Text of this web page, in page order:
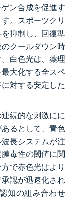
ン合成を促進す
。スポーツクリ
抑制し、回復準
クールダウン時
白色光は、薬理
大化する全スペ
対する安定した
続的な刺激にに
るとして、青色
長システムが注
毒性の閾値に関
で赤色光はより
認が迅速化され
知の組み合わせ